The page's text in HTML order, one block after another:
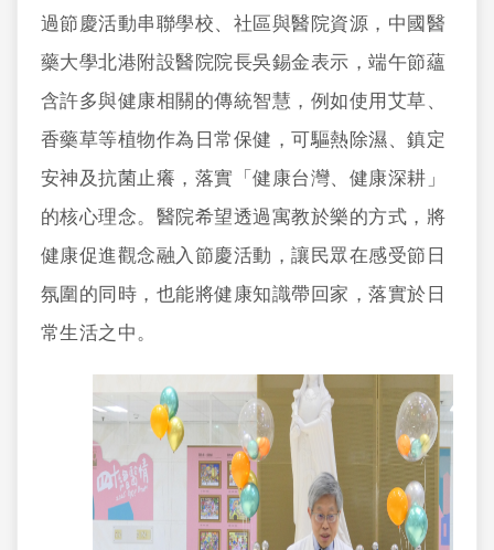
過節慶活動串聯學校、社區與醫院資源，中國醫
藥大學北港附設醫院院長吳錫金表示，端午節蘊
含許多與健康相關的傳統智慧，例如使用艾草、
香藥草等植物作為日常保健，可驅熱除濕、鎮定
安神及抗菌止癢，落實「健康台灣、健康深耕」
的核心理念。醫院希望透過寓教於樂的方式，將
健康促進觀念融入節慶活動，讓民眾在感受節日
氛圍的同時，也能將健康知識帶回家，落實於日
常生活之中。